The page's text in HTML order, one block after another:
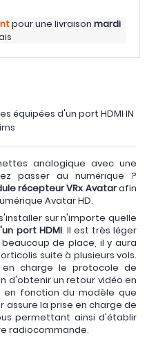
pour une livraison mardi
équipées d'un port HDMI IN
analogique avec une
passer au numérique ?
récepteur VRx Avatarafin
Avatar HD.
sur n'importe quelle
port HDMI. Il est très léger
de place, il y aura
suite à plusieurs vols.
charge le protocole de
d'obtenir un retour vidéo en
en fonction du modèle que
assure la prise en charge de
permettant ainsi d'établir
radiocommande.